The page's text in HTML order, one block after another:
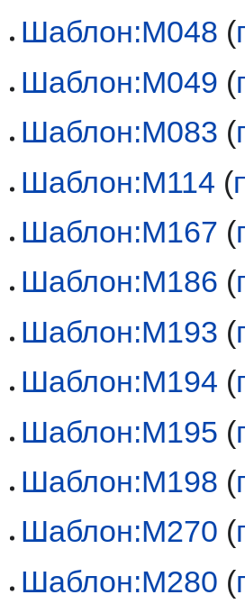
Шаблон:М048 (
Шаблон:М049 (
Шаблон:М083 (
Шаблон:М114 (
Шаблон:М167 (
Шаблон:М186 (
Шаблон:М193 (
Шаблон:М194 (
Шаблон:М195 (
Шаблон:М198 (
Шаблон:М270 (
Шаблон:М280 (